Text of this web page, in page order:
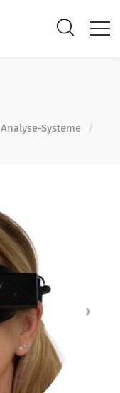
Analyse-Systeme